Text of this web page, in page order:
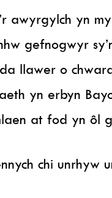
awyrgylch yn
gefnogwyr
llawer o
yn erbyn
at fod yn ôl
chi unrhyw